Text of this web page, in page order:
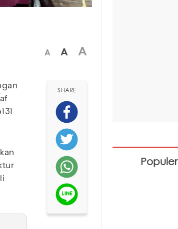
A A A
SHARE
Populer